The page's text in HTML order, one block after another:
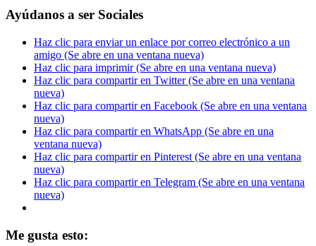
Ayúdanos a ser Sociales
Haz clic para enviar un enlace por correo electrónico a un
amigo (Se abre en una ventana nueva)
Haz clic para imprimir (Se abre en una ventana nueva)
Haz clic para compartir en Twitter (Se abre en una ventana
nueva)
Haz clic para compartir en Facebook (Se abre en una ventana
nueva)
Haz clic para compartir en WhatsApp (Se abre en una
ventana nueva)
Haz clic para compartir en Pinterest (Se abre en una ventana
nueva)
Haz clic para compartir en Telegram (Se abre en una ventana
nueva)
Me gusta esto: